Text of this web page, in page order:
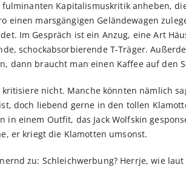
Kapitalismuskritik anheben,
einen marsgängigen Geländewagen
Im Gespräch ist ein Anzug, eine Art
schockabsorbierende T-Träger.
dann braucht man einen Kaffee auf den
nicht. Manche könnten nämlich
doch liebend gerne in den tollen
in einem Outfit, das Jack Wolfskin
er kriegt die Klamotten umsonst.
zu: Schleichwerbung? Herrje, wie